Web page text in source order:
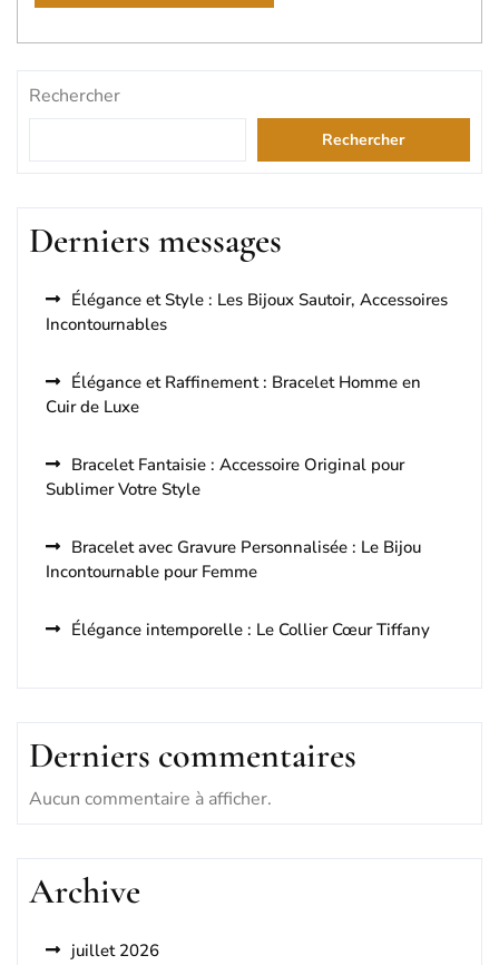
Rechercher
Rechercher
Derniers messages
Élégance et Style : Les Bijoux Sautoir, Accessoires
Incontournables
Élégance et Raffinement : Bracelet Homme en
Cuir de Luxe
Bracelet Fantaisie : Accessoire Original pour
Sublimer Votre Style
Bracelet avec Gravure Personnalisée : Le Bijou
Incontournable pour Femme
Élégance intemporelle : Le Collier Cœur Tiffany
Derniers commentaires
Aucun commentaire à afficher.
Archive
juillet 2026